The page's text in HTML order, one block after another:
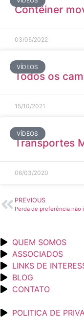
Contêiner
03/05/2022
VÍDEOS
Todos os
15/10/2021
VÍDEOS
Transportes
06/03/2020
PREVIOUS
Perda de preferência não
QUEM SOMOS
ASSOCIADOS
LINKS DE
BLOG
CONTATO
POLITICA DE